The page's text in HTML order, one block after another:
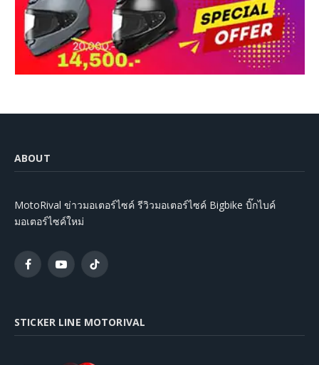
ABOUT
MotoRival ข่าวมอเตอร์ไซค์ รีวิวมอเตอร์ไซค์ Bigbike บิ๊กไบค์
มอเตอร์ไซค์ใหม่
FacebookYouTubeTikTok
STICKER LINE MOTORIVAL